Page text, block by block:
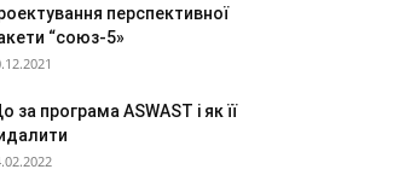
перспективної
“союз-5»
за програма ASWAST і як її